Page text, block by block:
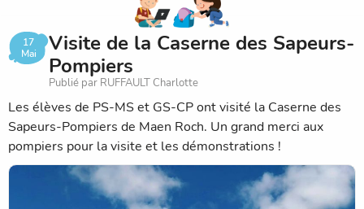
17
Mai
Visite de la Caserne des Sapeurs-
Pompiers
Publié par RUFFAULT Charlotte
Les élèves de PS-MS et GS-CP ont visité la Caserne des
Sapeurs-Pompiers de Maen Roch. Un grand merci aux
pompiers pour la visite et les démonstrations !